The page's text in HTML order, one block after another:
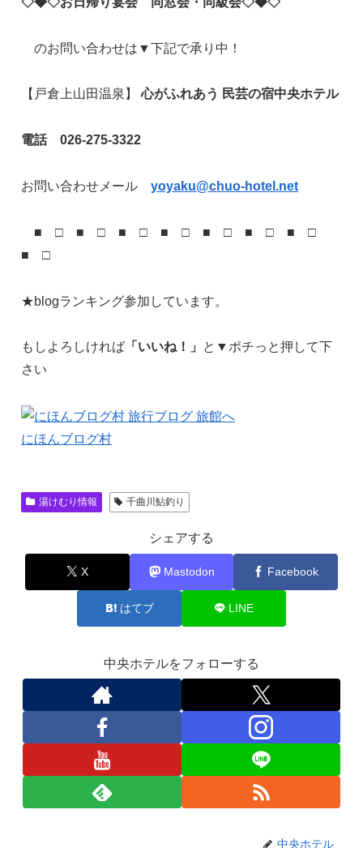
のお問い合わせは▼下記で承り中！
【戸倉上山田温泉】 心がふれあう 民芸の宿中央ホテル
電話 026-275-3322
お問い合わせメール yoyaku@chuo-hotel.net
■ □ ■ □ ■ □ ■ □ ■ □ ■ □ ■ □
■ □
★blogランキング参加しています。
もしよろしければ 「いいね！」
と▼ポチっと押して下
さい
にほんブログ村
湯けむり情報 千曲川鮎釣り
シェアする
X Mastodon Facebook
はてブ LINE
中央ホテルをフォローする
中央ホテル